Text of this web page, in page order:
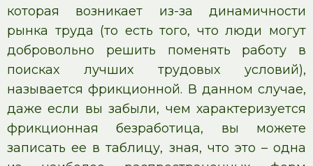
которая возникает из-за динамичности
рынка труда (то есть того, что люди могут
добровольно решить поменять работу в
поисках лучших трудовых условий),
называется фрикционной. В данном случае,
даже если вы забыли, чем характеризуется
фрикционная безработица, вы можете
записать ее в таблицу, зная, что это – одна